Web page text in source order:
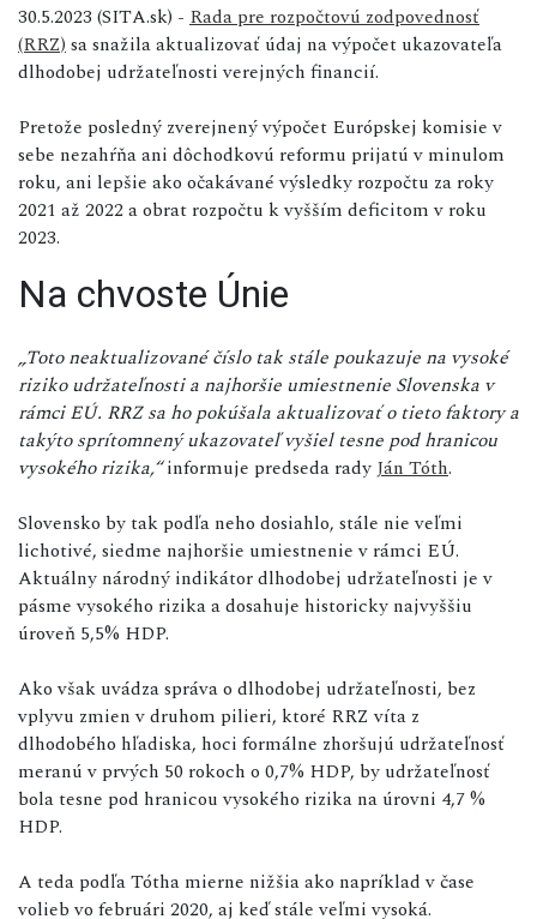
30.5.2023 (SITA.sk) - Rada pre rozpočtovú zodpovednosť
(RRZ)sa snažila aktualizovať údaj na výpočet ukazovateľa
dlhodobej udržateľnosti verejných financií.
Pretože posledný zverejnený výpočet Európskej komisie v
sebe nezahŕňa ani dôchodkovú reformu prijatú v minulom
roku, ani lepšie ako očakávané výsledky rozpočtu za roky
2021 až 2022 a obrat rozpočtu k vyšším deficitom v roku
2023.
Na chvoste Únie
„Toto neaktualizované číslo tak stále poukazuje na vysoké
riziko udržateľnosti a najhoršie umiestnenie Slovenska v
rámci EÚ. RRZ sa ho pokúšala aktualizovať o tieto faktory a
takýto sprítomnený ukazovateľ vyšiel tesne pod hranicou
vysokého rizika,“informuje predseda radyJán Tóth.
Slovensko by tak podľa neho dosiahlo, stále nie veľmi
lichotivé, siedme najhoršie umiestnenie v rámci EÚ.
Aktuálny národný indikátor dlhodobej udržateľnosti je v
pásme vysokého rizika a dosahuje historicky najvyššiu
úroveň 5,5% HDP.
Ako však uvádza správa o dlhodobej udržateľnosti, bez
vplyvu zmien v druhom pilieri, ktoré RRZ víta z
dlhodobého hľadiska, hoci formálne zhoršujú udržateľnosť
meranú v prvých 50 rokoch o 0,7% HDP, by udržateľnosť
bola tesne pod hranicou vysokého rizika na úrovni 4,7 %
HDP.
A teda podľa Tótha mierne nižšia ako napríklad v čase
volieb vo februári 2020, aj keď stále veľmi vysoká.